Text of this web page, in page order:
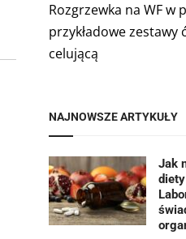
Rozgrzewka na WF w
przykładowe zestawy
celującą
NAJNOWSZE ARTYKUŁY
Jak